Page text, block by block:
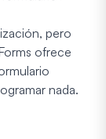
pero
ofrece
nada.